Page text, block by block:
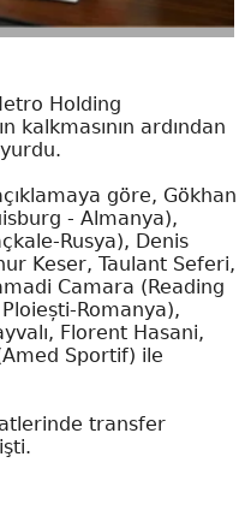
Holding
kalkmasının ardından
göre, Gökhan
- Almanya),
Rusya), Denis
Keser, Taulant Seferi,
Camara (Reading
Romanya),
Florent Hasani,
Sportif) ile
transfer